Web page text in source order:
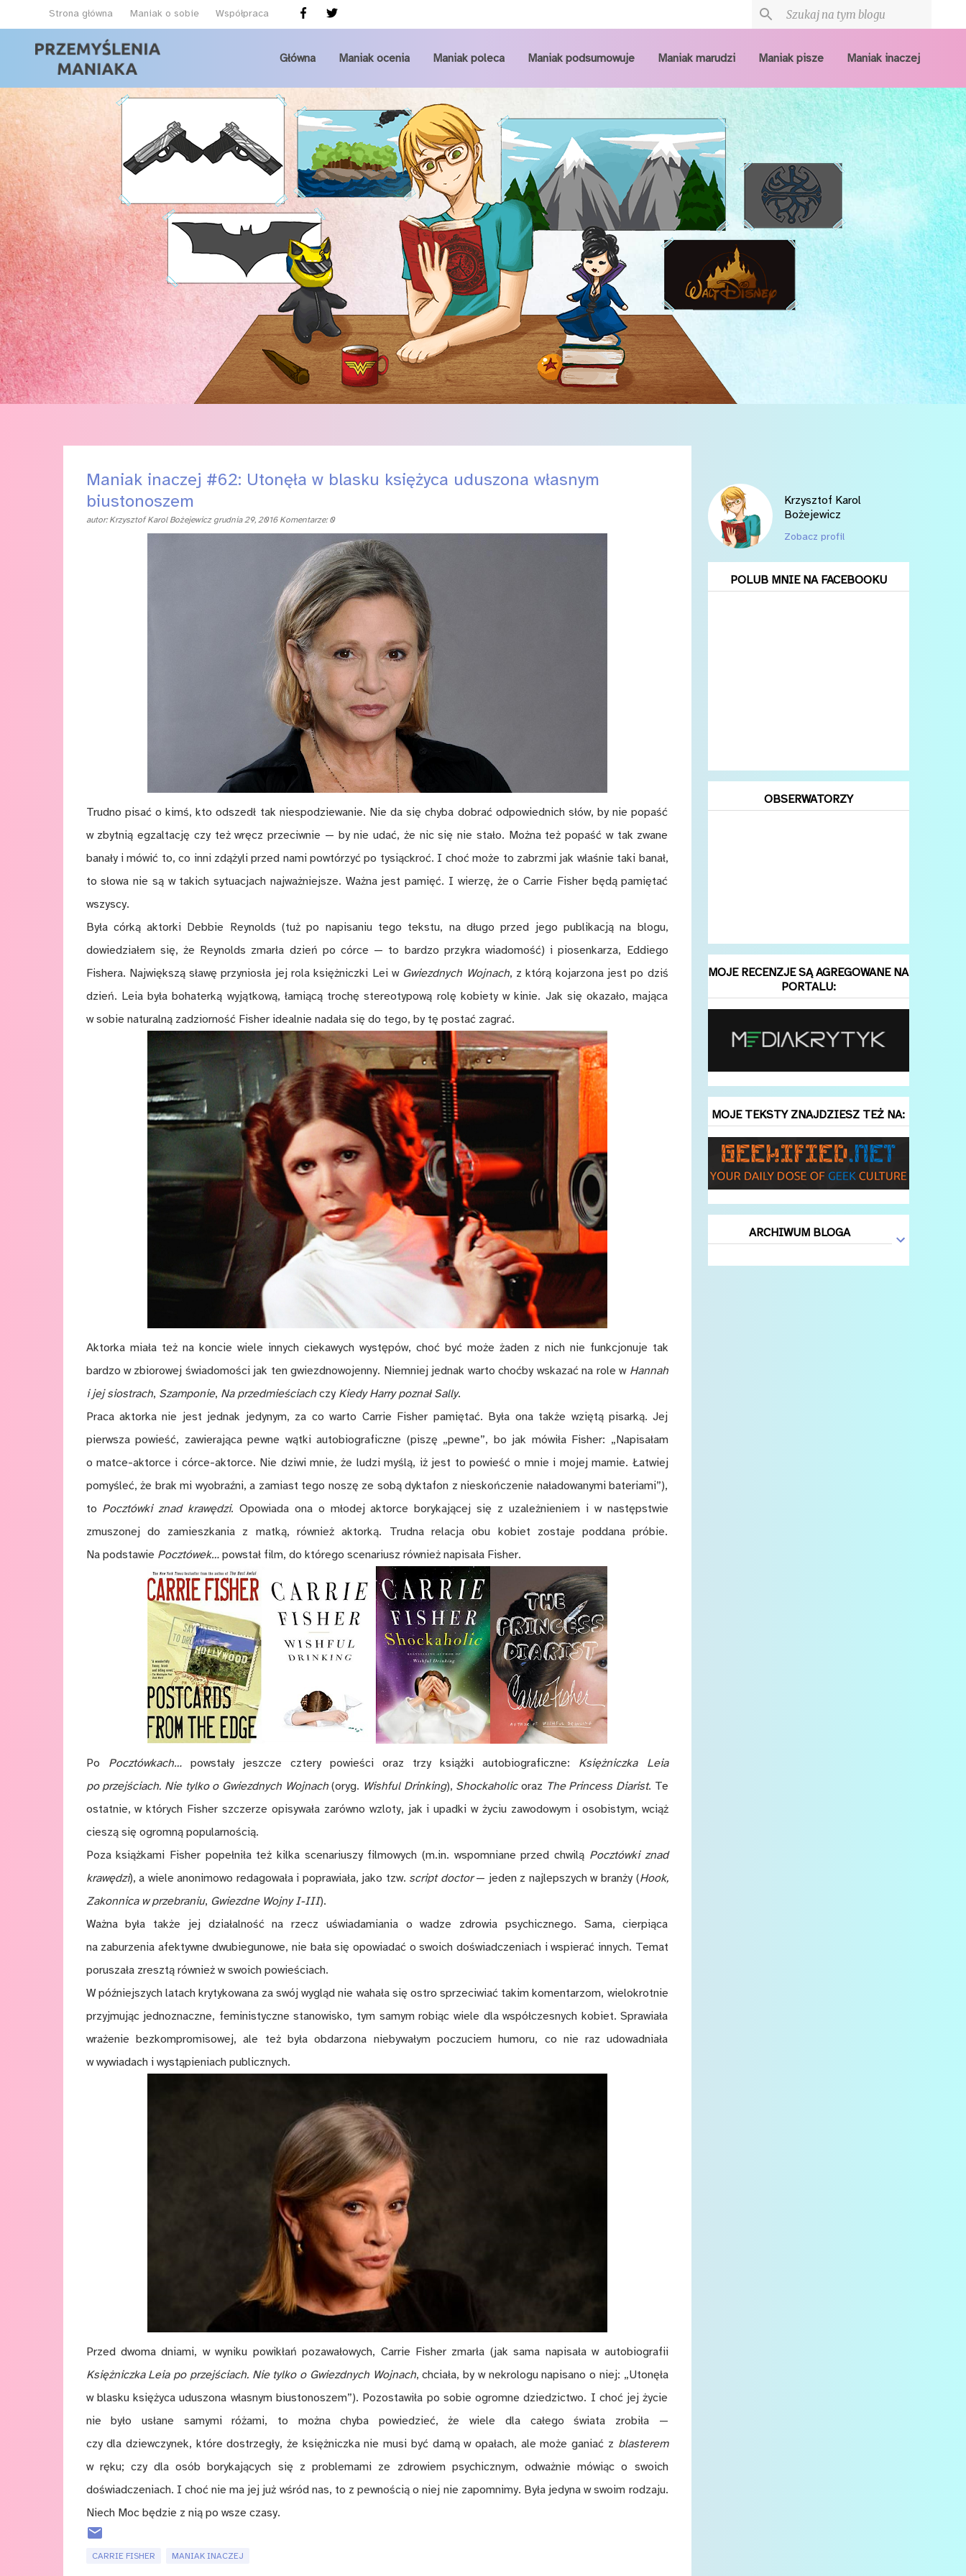
Strona główna Maniak o sobie Współpraca
Główna Maniak ocenia Maniak poleca Maniak podsumowuje Maniak marudzi Maniak pisze Maniak inaczej
Maniak inaczej #62: Utonęła w blasku księżyca uduszona własnym
biustonoszem
autor:Krzysztof Karol Bożejewicz grudnia 29, 2016 Komentarze: 0
Trudno pisać o kimś, kto odszedł tak niespodziewanie. Nie da się chyba dobrać odpowiednich słów, by nie popaść
w zbytnią egzaltację czy też wręcz przeciwnie — by nie udać, że nic się nie stało. Można też popaść w tak zwane
banały i mówić to, co inni zdążyli przed nami powtórzyć po tysiąckroć. I choć może to zabrzmi jak właśnie taki banał,
to słowa nie są w takich sytuacjach najważniejsze. Ważna jest pamięć. I wierzę, że o Carrie Fisher będą pamiętać
wszyscy.
Była córką aktorki Debbie Reynolds (tuż po napisaniu tego tekstu, na długo przed jego publikacją na blogu,
dowiedziałem się, że Reynolds zmarła dzień po córce — to bardzo przykra wiadomość) i piosenkarza, Eddiego
Fishera. Największą sławę przyniosła jej rola księżniczki Lei w Gwiezdnych Wojnach, z którą kojarzona jest po dziś
dzień. Leia była bohaterką wyjątkową, łamiącą trochę stereotypową rolę kobiety w kinie. Jak się okazało, mająca
w sobie naturalną zadziorność Fisher idealnie nadała się do tego, by tę postać zagrać.
Aktorka miała też na koncie wiele innych ciekawych występów, choć być może żaden z nich nie funkcjonuje tak
bardzo w zbiorowej świadomości jak ten gwiezdnowojenny. Niemniej jednak warto choćby wskazać na role w Hannah
i jej siostrach, Szamponie, Na przedmieściachczy Kiedy Harry poznał Sally.
Praca aktorka nie jest jednak jedynym, za co warto Carrie Fisher pamiętać. Była ona także wziętą pisarką. Jej
pierwsza powieść, zawierająca pewne wątki autobiograficzne (piszę „pewne”, bo jak mówiła Fisher: „Napisałam
o matce-aktorce i córce-aktorce. Nie dziwi mnie, że ludzi myślą, iż jest to powieść o mnie i mojej mamie. Łatwiej
pomyśleć, że brak mi wyobraźni, a zamiast tego noszę ze sobą dyktafon z nieskończenie naładowanymi bateriami”),
to Pocztówki znad krawędzi. Opowiada ona o młodej aktorce borykającej się z uzależnieniem i w następstwie
zmuszonej do zamieszkania z matką, również aktorką. Trudna relacja obu kobiet zostaje poddana próbie.
Na podstawie Pocztówek…powstał film, do którego scenariusz również napisała Fisher.
Po Pocztówkach…powstały jeszcze cztery powieści oraz trzy książki autobiograficzne: Księżniczka Leia
po przejściach. Nie tylko o Gwiezdnych Wojnach(oryg. Wishful Drinking), Shockaholicoraz The Princess Diarist. Te
ostatnie, w których Fisher szczerze opisywała zarówno wzloty, jak i upadki w życiu zawodowym i osobistym, wciąż
cieszą się ogromną popularnością.
Poza książkami Fisher popełniła też kilka scenariuszy filmowych (m.in. wspomniane przed chwilą Pocztówki znad
krawędzi), a wiele anonimowo redagowała i poprawiała, jako tzw. script doctor— jeden z najlepszych w branży (Hook,
Zakonnica w przebraniu, Gwiezdne Wojny I-III).
Ważna była także jej działalność na rzecz uświadamiania o wadze zdrowia psychicznego. Sama, cierpiąca
na zaburzenia afektywne dwubiegunowe, nie bała się opowiadać o swoich doświadczeniach i wspierać innych. Temat
poruszała zresztą również w swoich powieściach.
W późniejszych latach krytykowana za swój wygląd nie wahała się ostro sprzeciwiać takim komentarzom, wielokrotnie
przyjmując jednoznaczne, feministyczne stanowisko, tym samym robiąc wiele dla współczesnych kobiet. Sprawiała
wrażenie bezkompromisowej, ale też była obdarzona niebywałym poczuciem humoru, co nie raz udowadniała
w wywiadach i wystąpieniach publicznych.
Przed dwoma dniami, w wyniku powikłań pozawałowych, Carrie Fisher zmarła (jak sama napisała w autobiografii
Księżniczka Leia po przejściach. Nie tylko o Gwiezdnych Wojnach, chciała, by w nekrologu napisano o niej: „Utonęła
w blasku księżyca uduszona własnym biustonoszem”). Pozostawiła po sobie ogromne dziedzictwo. I choć jej życie
nie było usłane samymi różami, to można chyba powiedzieć, że wiele dla całego świata zrobiła —
czy dla dziewczynek, które dostrzegły, że księżniczka nie musi być damą w opałach, ale może ganiać z blasterem
w ręku; czy dla osób borykających się z problemami ze zdrowiem psychicznym, odważnie mówiąc o swoich
doświadczeniach. I choć nie ma jej już wśród nas, to z pewnością o niej nie zapomnimy. Była jedyna w swoim rodzaju.
Niech Moc będzie z nią po wsze czasy.
CARRIE FISHER MANIAK INACZEJ
Krzysztof Karol
Bożejewicz
Zobacz profil
POLUB MNIE NA FACEBOOKU
OBSERWATORZY
MOJE RECENZJE SĄ AGREGOWANE NA
PORTALU:
MOJE TEKSTY ZNAJDZIESZ TEŻ NA:
ARCHIWUM BLOGA